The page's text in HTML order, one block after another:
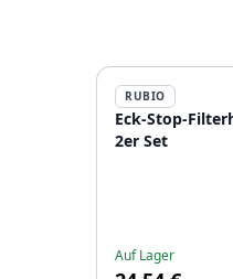
RUBIO
Eck-Stop-
2er Set
Auf Lager